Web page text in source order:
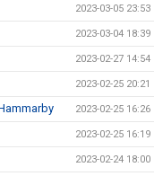
2023-03-05 23:53
2023-03-04 18:39
2023-02-27 14:54
2023-02-25 20:21
2023-02-25 16:26
2023-02-25 16:19
2023-02-24 18:00